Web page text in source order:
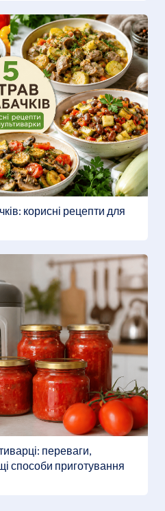
корисні рецепти для
переваги,
способи приготування